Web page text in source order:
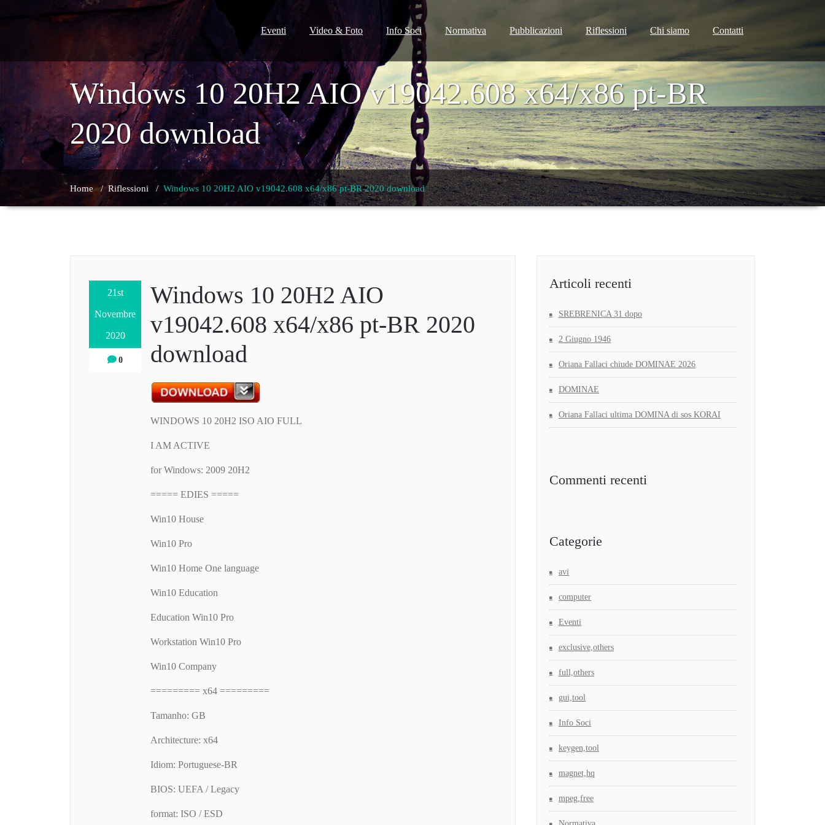
Eventi Video & Foto Info Soci Normativa Pubblicazioni Riflessioni Chi siamo Contatti
Windows 10 20H2 AIO v19042.608 x64/x86 pt-BR
2020 download
Home/Riflessioni / Windows 10 20H2 AIO v19042.608 x64/x86 pt-BR 2020 download
21st
Novembre
2020
0
Windows 10 20H2 AIO
v19042.608 x64/x86 pt-BR 2020
download
WINDOWS 10 20H2 ISO AIO FULL
I AM ACTIVE
for Windows: 2009 20H2
===== EDIES =====
Win10 House
Win10 Pro
Win10 Home One language
Win10 Education
Education Win10 Pro
Workstation Win10 Pro
Win10 Company
========= x64 =========
Tamanho: GB
Architecture: x64
Idiom: Portuguese-BR
BIOS: UEFA / Legacy
format: ISO / ESD
Articoli recenti
SREBRENICA 31 dopo
2 Giugno 1946
Oriana Fallaci chiude DOMINAE 2026
DOMINAE
Oriana Fallaci ultima DOMINA di sos KORAI
Commenti recenti
Categorie
avi
computer
Eventi
exclusive,others
full,others
gui,tool
Info Soci
keygen,tool
magnet,hq
mpeg,free